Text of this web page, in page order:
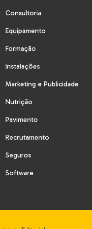
Consultoria
Equipamento
Formação
Instalações
Marketing e Publicidade
Nutrição
Pavimento
Recrutamento
Seguros
Software